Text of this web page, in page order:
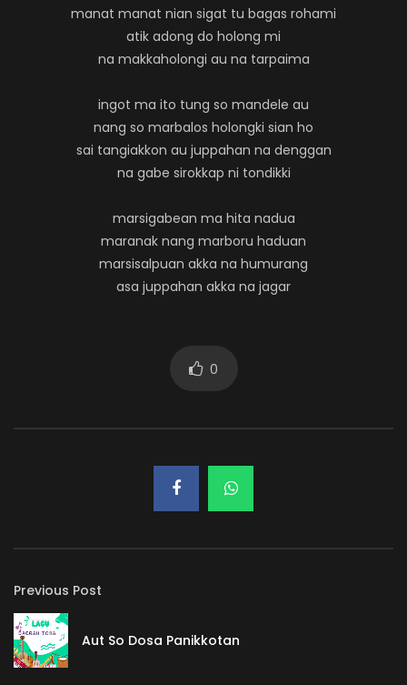
manat manat nian sigat tu bagas rohami
atik adong do holong mi
na makkaholongi au na tarpaima
ingot ma ito tung so mandele au
nang so marbalos holongki sian ho
sai tangiakkon au juppahan na denggan
na gabe sirokkap ni tondikki
marsigabean ma hita nadua
maranak nang marboru haduan
marsisalpuan akka na humurang
asa juppahan akka na jagar
0
Previous Post
Aut So Dosa Panikkotan